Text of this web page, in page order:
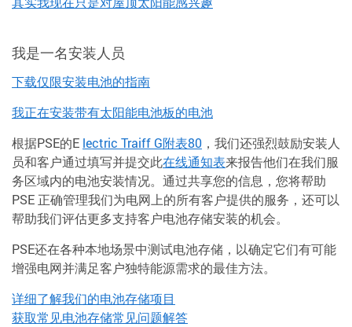
我是一名安装人员
下载仅限安装电池的指南
我正在安装带有太阳能电池板的电池
根据PSE的E lectric Traiff G附表80 ，我们还强烈鼓励安装人
员和客户通过填写并提交此在线通知表来报告他们在我们服
务区域内的电池安装情况。通过共享您的信息，您将帮助
PSE 正确管理我们为电网上的所有客户提供的服务，还可以
帮助我们评估更多支持客户电池存储安装的机会。
PSE还在各种本地场景中测试电池存储，以确定它们有可能
增强电网并满足客户独特能源需求的最佳方法。
详细了解我们的电池存储项目
获取常见电池存储常见问题解答